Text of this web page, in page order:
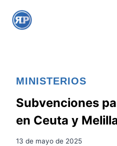
MINISTERIOS
Subvenciones
en Ceuta y
13 de mayo de 2025